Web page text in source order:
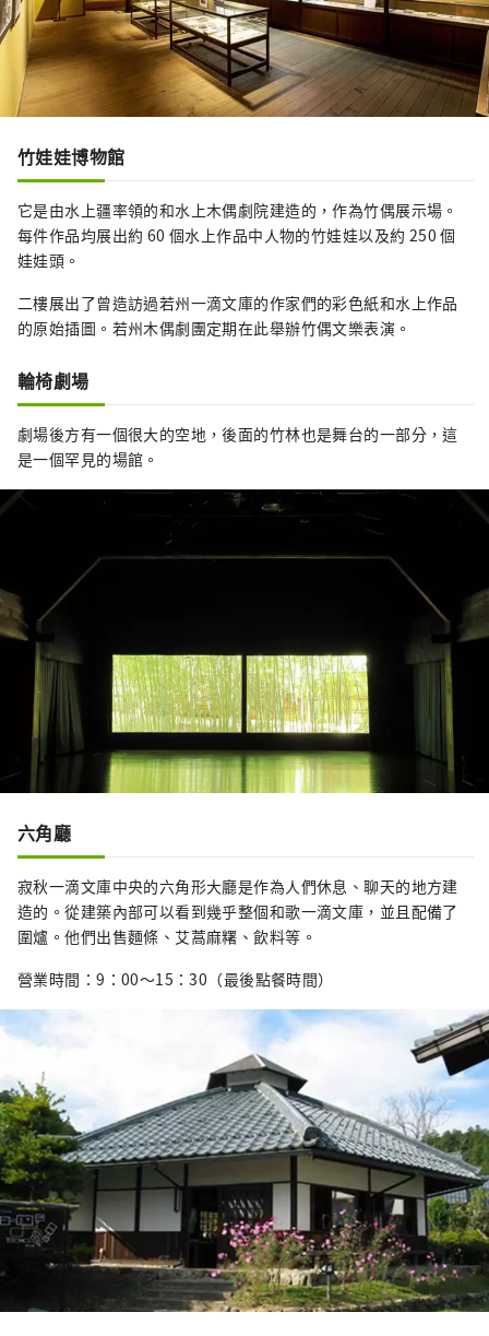
竹娃娃博物館
它是由水上疆率領的和水上木偶劇​​院建造的，作為竹偶展示場。
每件作品均展出約 60 個水上作品中人物的竹娃娃以及約 250 個
娃娃頭。
二樓展出了曾造訪過若州一滴文庫的作家們的彩色紙和水上作品
的原始插圖。若州木偶劇團定期在此舉辦竹偶文樂表演。
輪椅劇場
劇場後方有一個很大的空地，後面的竹林也是舞台的一部分，這
是一個罕見的場館。
六角廳
寂秋一滴文庫中央的六角形大廳是作為人們休息、聊天的地方建
造的。從建築內部可以看到幾乎整個和歌一滴文庫，並且配備了
圍爐。他們出售麵條、艾蒿麻糬、飲料等。
營業時間：9：00～15：30（最後點餐時間）